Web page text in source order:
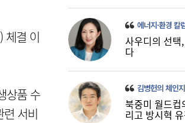
체결 이
상품 수
련 서비
13:32
조사만 두 달, 8월말 착
HVAC공장 발목 잡은 ‘맹
에너지·환경 칼
사우디의 선택
다
김병헌의 체인지
북중미 월드컵
리고 방시혁